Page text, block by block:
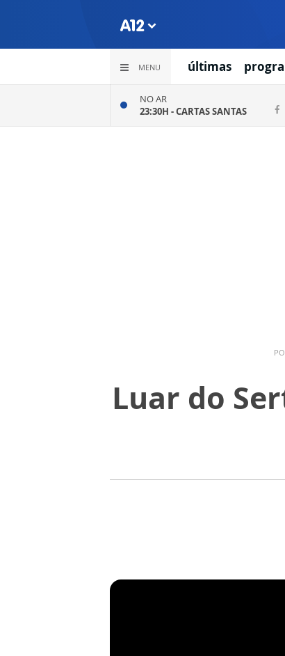
MENU últimas
NO AR
23:30H -CARTAS SANTAS
Luar do